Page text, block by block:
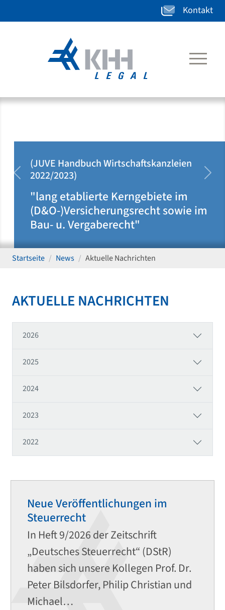
Kontakt
"lang etablierte Kerngebiete im
(D&O-)Versicherungsrecht sowie im
Bau- u. Vergaberecht"
(JUVE Handbuch Wirtschaftskanzleien
2022/2023)
zurück
Startseite News Aktuelle Nachrichten
AKTUELLE NACHRICHTEN
2026
2025
2024
2023
2022
Neue Veröffentlichungen im
Steuerrecht
In Heft 9/2026 der Zeitschrift
„Deutsches Steuerrecht“ (DStR)
haben sich unsere Kollegen Prof. Dr.
Peter Bilsdorfer, Philip Christian und
Michael…